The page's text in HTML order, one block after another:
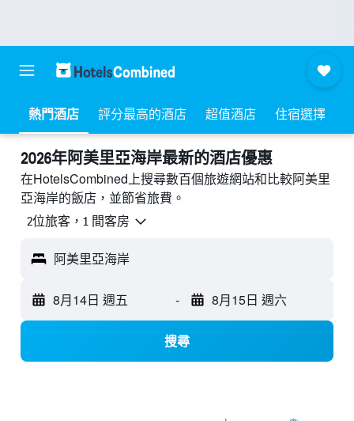
熱門酒店 評分最高的酒店 超值酒店 住宿選擇
2026年阿美里亞海岸最新的酒店優惠
在HotelsCombined上搜尋數百個旅遊網站和比較阿美里
亞海岸的飯店，並節省旅費。
2位旅客，1 間客房
阿美里亞海岸
8月14日 週五 - 8月15日 週六
搜尋